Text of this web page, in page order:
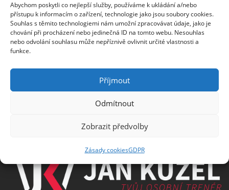
Abychom poskytli co nejlepší služby, používáme k ukládání a/nebo
přístupu k informacím o zařízení, technologie jako jsou soubory cookies.
Souhlas s těmito technologiemi nám umožní zpracovávat údaje, jako je
chování při procházení nebo jedinečná ID na tomto webu. Nesouhlas
nebo odvolání souhlasu může nepříznivě ovlivnit určité vlastnosti a
funkce.
Příjmout
Odmítnout
Zobrazit předvolby
Zásady cookiesGDPR
E-mail